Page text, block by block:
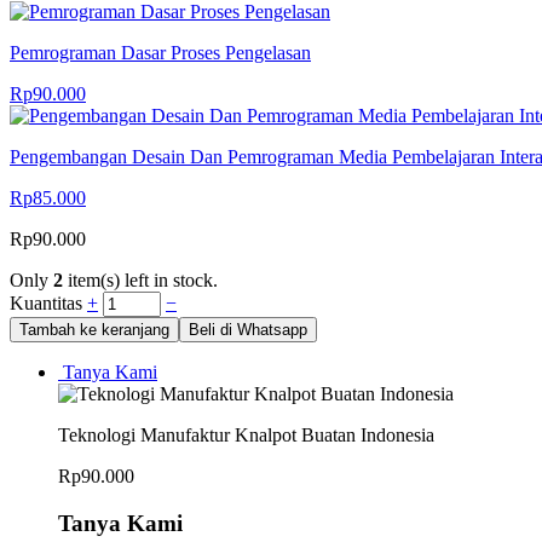
Pemrograman Dasar Proses Pengelasan
Rp90.000
Pengembangan Desain Dan Pemrograman Media Pembelajaran
Rp85.000
Rp90.000
Only 2 item(s) left in stock.
Kuantitas + −
Tambah ke keranjang Beli di Whatsapp
Tanya Kami
Teknologi Manufaktur Knalpot Buatan Indonesia
Rp90.000
Tanya Kami